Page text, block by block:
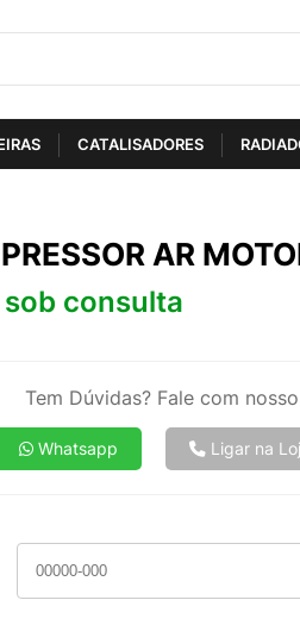
CATALISADORES
AR
consulta
Tem Dúvidas? Fale com
Whatsapp Ligar na